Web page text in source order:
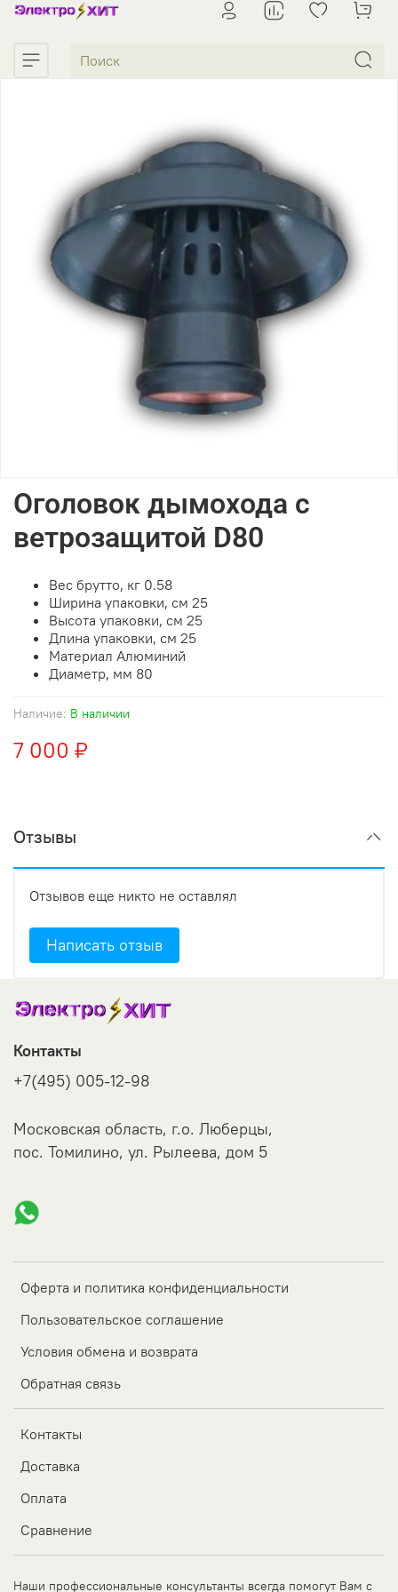
Наличие: В наличии
Оголовок дымохода с
ветрозащитой D80
7 000 ₽
Вес брутто, кг 0.58
Ширина упаковки, см 25
Высота упаковки, см 25
Длина упаковки, см 25
Материал Алюминий
Диаметр, мм 80
Отзывы
Отзывов еще никто не оставлял
Написать отзыв
Оферта и политика конфиденциальности
Пользовательское соглашение
Условия обмена и возврата
Обратная связь
Контакты
Доставка
Оплата
Сравнение
Контакты
+7(495) 005-12-98
Московская область, г.о. Люберцы,
пос. Томилино, ул. Рылеева, дом 5
Наши профессиональные консультанты всегда помогут Вам с